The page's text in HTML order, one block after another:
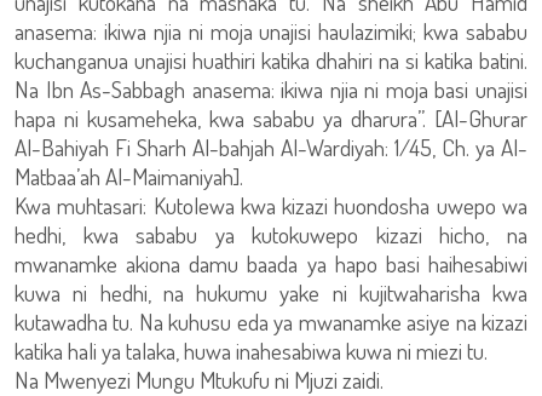
anasema: ikiwa njia ni moja unajisi haulazimiki; kwa sababu
kuchanganua unajisi huathiri katika dhahiri na si katika batini.
Na Ibn As-Sabbagh anasema: ikiwa njia ni moja basi unajisi
hapa ni kusameheka, kwa sababu ya dharura”. [Al-Ghurar
Al-Bahiyah Fi Sharh Al-bahjah Al-Wardiyah: 1/45, Ch. ya Al-
Matbaa’ah Al-Maimaniyah].
Kwa muhtasari: Kutolewa kwa kizazi huondosha uwepo wa
hedhi, kwa sababu ya kutokuwepo kizazi hicho, na
mwanamke akiona damu baada ya hapo basi haihesabiwi
kuwa ni hedhi, na hukumu yake ni kujitwaharisha kwa
kutawadha tu. Na kuhusu eda ya mwanamke asiye na kizazi
katika hali ya talaka, huwa inahesabiwa kuwa ni miezi tu.
Na Mwenyezi Mungu Mtukufu ni Mjuzi zaidi.